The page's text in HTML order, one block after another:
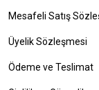
Mesafeli Satış
Üyelik Sözleşmesi
Ödeme ve Teslimat